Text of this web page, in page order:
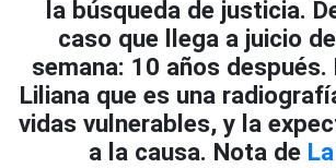
la búsqueda de justicia.
caso que llega a juicio
semana: 10 años después.
Liliana que es una
vidas vulnerables, y la
a la causa. Nota de